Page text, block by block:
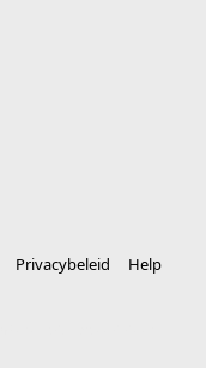
Privacybeleid
Help